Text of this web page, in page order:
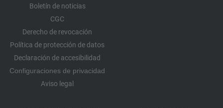
Boletín de noticias
CGC
Derecho de revocación
Política de protección de datos
Declaración de accesibilidad
Configuraciones de privacidad
Aviso legal